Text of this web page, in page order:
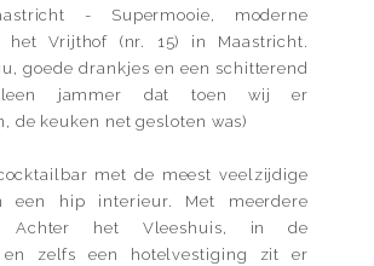
- Supermooie, moderne
het Vrijthof (nr. 15) in Maastricht.
goede drankjes en een schitterend
jammer dat toen wij er
de keuken net gesloten was)
met de meest veelzijdige
een hip interieur. Met meerdere
Achter het Vleeshuis, in de
en zelfs een hotelvestiging zit er